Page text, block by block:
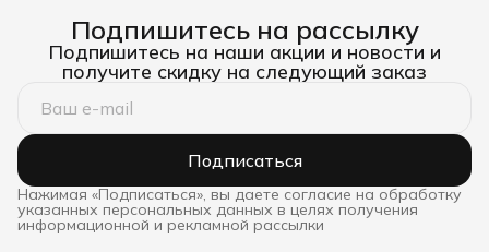
Подпишитесь на рассылку
Подпишитесь на наши акции и новости и
получите скидку на следующий заказ
Подписаться
Нажимая «Подписаться», вы даете согласие на обработку
указанных персональных данных в целях получения
информационной и рекламной рассылки